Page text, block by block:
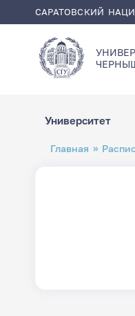
САРАТОВСКИЙ
Университет
Строка
навигации
Главная